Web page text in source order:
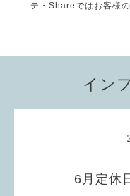
テ・Shareではお客様
イン
6月定休